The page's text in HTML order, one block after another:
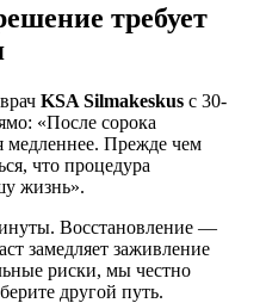
требует
KSA Silmakeskus с 30-
«После сорока
медленнее. Прежде чем
что процедура
жизнь».
Восстановление —
замедляет заживление
риски, мы честно
другой путь.